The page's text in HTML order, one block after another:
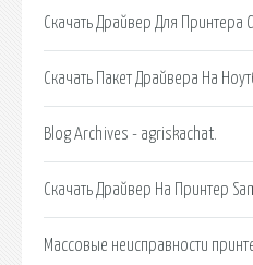
Скачать Драйвер Для Принтера
Скачать Пакет Драйвера На
Blog Archives - agriskachat.
Скачать Драйвер На Принтер
Массовые неисправности